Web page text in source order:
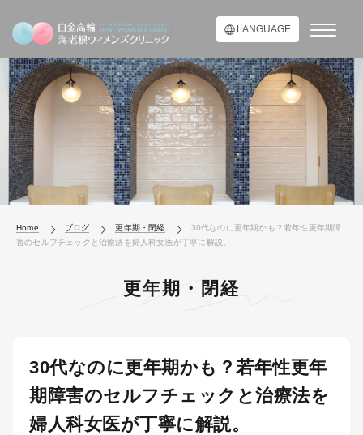
LANGUAGE
Home ブログ 更年期・閉経
30代なのに更年期かも？若年性更年期障
害のセルフチェックと治療法を婦人科女医が丁寧に解説。
更年期・閉経
30代なのに更年期かも？若年性更年
期障害のセルフチェックと治療法を
婦人科女医が丁寧に解説。